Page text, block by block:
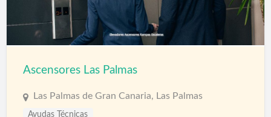
Ascensores Las Palmas
Las Palmas de Gran Canaria, Las Palmas
Ayudas Técnicas